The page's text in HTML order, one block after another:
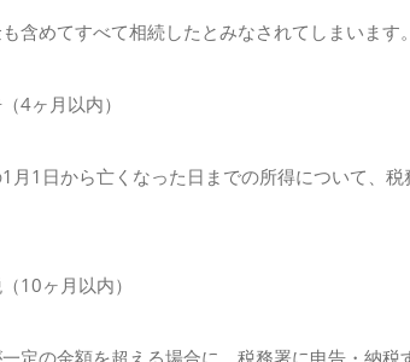
含めてすべて相続したとみなされてしまいます。
4ヶ月以内）
月1日から亡くなった日までの所得について、
10ヶ月以内）